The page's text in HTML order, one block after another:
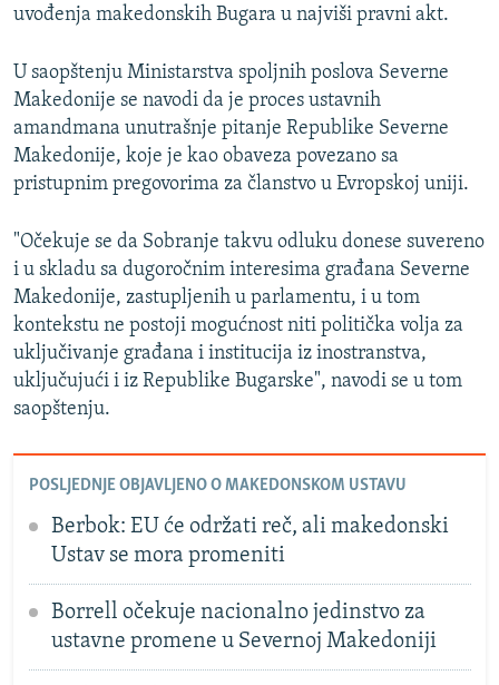
uvođenja makedonskih Bugara u najviši pravni akt.
U saopštenju Ministarstva spoljnih poslova Severne
Makedonije se navodi da je proces ustavnih
amandmana unutrašnje pitanje Republike Severne
Makedonije, koje je kao obaveza povezano sa
pristupnim pregovorima za članstvo u Evropskoj uniji.
"Očekuje se da Sobranje takvu odluku donese suvereno
i u skladu sa dugoročnim interesima građana Severne
Makedonije, zastupljenih u parlamentu, i u tom
kontekstu ne postoji mogućnost niti politička volja za
uključivanje građana i institucija iz inostranstva,
uključujući i iz Republike Bugarske", navodi se u tom
saopštenju.
POSLJEDNJE OBJAVLJENO O MAKEDONSKOM USTAVU
Berbok: EU će održati reč, ali makedonski
Ustav se mora promeniti
Borrell očekuje nacionalno jedinstvo za
ustavne promene u Severnoj Makedoniji